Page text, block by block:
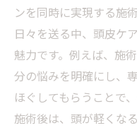
ト
ヘッドマッ
理解
施術内容やリ
何か
ンを同時に実現する施
日々を送る中、頭皮ケ
魅力です。例えば、施
分の悩みを明確にし、
ほぐしてもらうことで
施術後は、頭が軽くな